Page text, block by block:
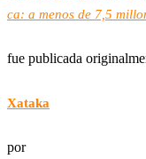
ca: a menos de 7,5
fue publicada
Xataka
por